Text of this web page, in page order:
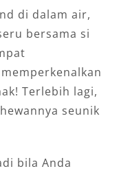
di dalam air,
bersama si
Terlebih lagi,
seunik
bila Anda